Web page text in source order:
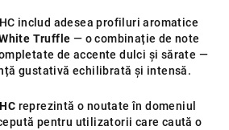
o
r
includ adesea profiluri aromatice
Truffle — o combinație de note
de accente dulci și sărate —
gustativă echilibrată și intensă.
reprezintă o noutate în domeniul
pentru utilizatorii care caută o